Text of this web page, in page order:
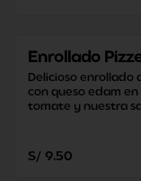
Enrollado
Delicioso enrollado
con queso edam en
tomate y nuestra
S/ 9.50